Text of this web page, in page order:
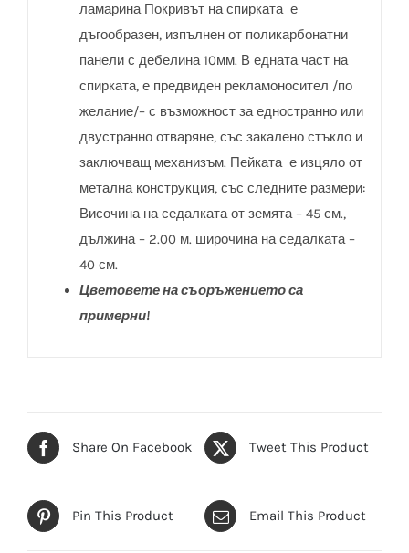
ламарина Покривът на спирката е
дъгообразен, изпълнен от поликарбонатни
панели с дебелина 10мм. В едната част на
спирката, е предвиден рекламоносител /по
желание/– с възможност за едностранно или
двустранно отваряне, със закалено стъкло и
заключващ механизъм. Пейката е изцяло от
метална конструкция, със следните размери:
Височина на седалката от земята – 45 см.,
дължина – 2.00 м. широчина на седалката –
40 см.
Цветовете на съоръжението са
примерни!
Share On Facebook Tweet This Product
Pin This Product Email This Product